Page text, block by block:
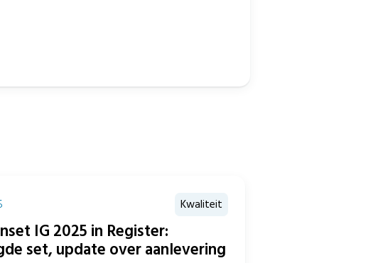
Kwaliteit
IG 2025 in Register:
set, update over aanlevering